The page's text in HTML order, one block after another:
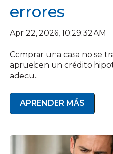
errores
Apr 22, 2026, 10:29:32 AM
Comprar una casa no se
aprueben un crédito
adecu...
APRENDER MÁS